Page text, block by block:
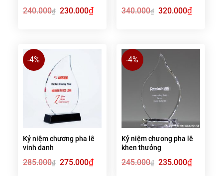
240.000₫ Giá
gốc
230.000₫Giá
hiện
340.000₫ Giá
gốc
320.000₫Giá
hiện
-4%
Kỷ niệm chương pha lê
vinh danh
285.000₫ Giá
gốc
275.000₫Giá
hiện
-4%
Kỷ niệm chương pha lê
khen thưởng
245.000₫ Giá
gốc
235.000₫Giá
hiện